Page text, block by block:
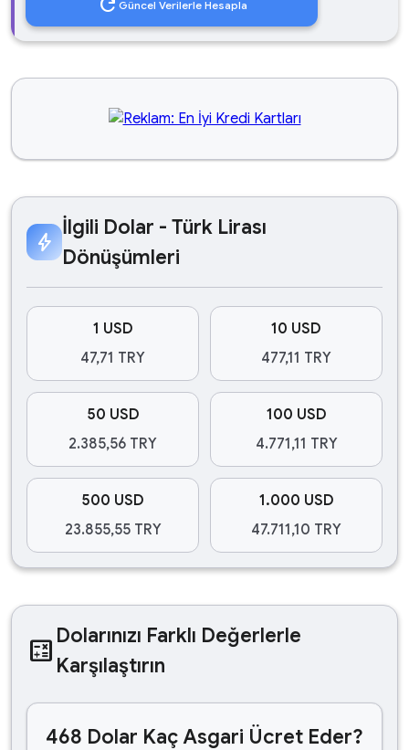
Güncel Verilerle Hesapla
bolt
İlgili Dolar - Türk Lirası
Dönüşümleri
1 USD
47,71 TRY
10 USD
477,11 TRY
50 USD
2.385,56 TRY
100 USD
4.771,11 TRY
500 USD
23.855,55 TRY
1.000 USD
47.711,10 TRY
calculate Dolarınızı Farklı Değerlerle
Karşılaştırın
468 Dolar Kaç Asgari Ücret Eder?